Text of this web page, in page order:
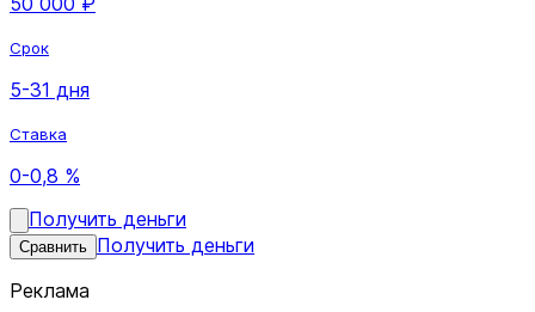
Срок
5-31 дня
Ставка
0-0,8 %
Получить деньги
Сравнить Получить деньги
Реклама